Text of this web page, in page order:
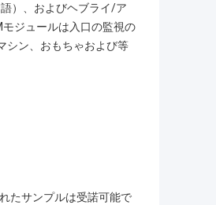
）、およびヘブライ/ア
ジュールは入口の監視の
シン、おもちゃおよび等
たサンプルは受諾可能で